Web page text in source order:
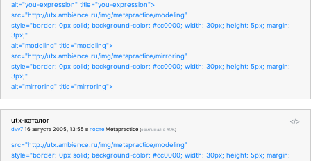
alt="you-expression" title="you-expression">
src="http://utx.ambience.ru/img/metapractice/modeling"
style="border: 0px solid; background-color: #cc0000; width: 30px; height: 5px; margin:
3px;"
alt="modeling" title="modeling">
src="http://utx.ambience.ru/img/metapractice/mirroring"
style="border: 0px solid; background-color: #cc0000; width: 30px; height: 5px; margin:
3px;"
alt="mirroring" title="mirroring">
</>
utx-каталог
dvv7 16 августа 2005, 13:55 в посте Metapractice (оригинал в ЖЖ)
src="http://utx.ambience.ru/img/metapractice/modeling"
style="border: 0px solid; background-color: #cc0000; width: 30px; height: 5px; margin: